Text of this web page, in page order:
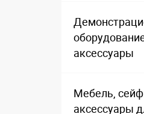
Оснастки
штемпельной
Брошюровщики
материалы
Ламинаторы и
аксессуары
Бейджи,
для бейджей
Мебель,
аксессуары